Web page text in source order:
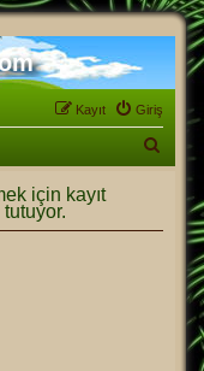
Giriş
Kayıt
için kayıt
tutuyor.